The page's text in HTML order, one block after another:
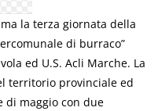
la terza giornata della
di burraco”
ed U.S. Acli Marche. La
territorio provinciale ed
di maggio con due